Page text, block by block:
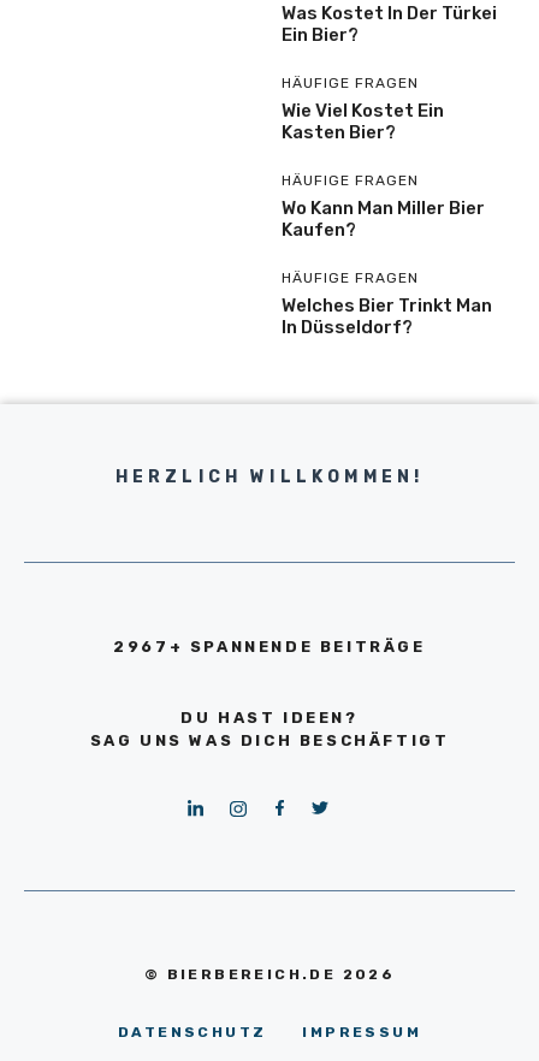
Was Kostet In Der Türkei
Ein Bier?
HÄUFIGE FRAGEN
Wie Viel Kostet Ein
Kasten Bier?
HÄUFIGE FRAGEN
Wo Kann Man Miller Bier
Kaufen?
HÄUFIGE FRAGEN
Welches Bier Trinkt Man
In Düsseldorf?
HERZLICH WILLKOMMEN!
2967+ SPANNENDE BEITRÄGE
DU HAST IDEEN?
SAG UNS WAS DICH BESCHÄFTIGT
© BIERBEREICH.DE 2026
DATENSCHUTZ IMPRESSUM